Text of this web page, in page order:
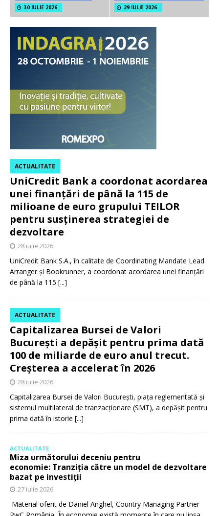
30 IULIE 2026 29 IULIE 2026
UniCredit Bank a coordonat acordarea
unei finanțări de până la 115 de
milioane de euro grupului TEILOR
pentru susținerea strategiei de
dezvoltare
ACTUALITATE
28 iulie 2026
UniCredit Bank S.A., în calitate de Coordinating Mandate Lead
Arranger și Bookrunner, a coordonat acordarea unei finanțări
de până la 115 [...]
Capitalizarea Bursei de Valori
București a depășit pentru prima dată
100 de miliarde de euro anul trecut.
Creșterea a accelerat în 2026
ACTUALITATE
28 iulie 2026
Capitalizarea Bursei de Valori București, piața reglementată și
sistemul multilateral de tranzacționare (SMT), a depășit pentru
prima dată în istorie [...]
ACTUALITATE
Miza următorului deceniu pentru
economie: Tranziția către un model de dezvoltare
bazat pe investiții
27 iulie 2026
Material oferit de Daniel Anghel, Country Managing Partner